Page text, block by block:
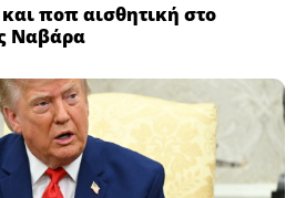
ποπ αισθητική στο
Ναβάρα